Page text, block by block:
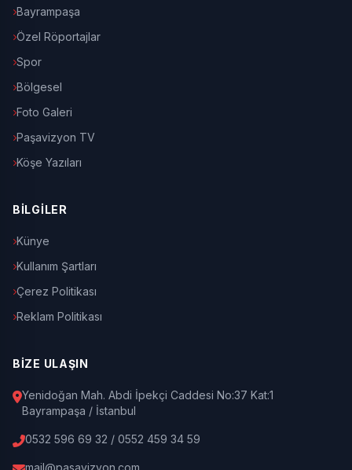
Bayrampaşa
Özel Röportajlar
Spor
Bölgesel
Foto Galeri
Paşavizyon TV
Köşe Yazıları
BİLGİLER
Künye
Kullanım Şartları
Çerez Politikası
Reklam Politikası
BİZE ULAŞIN
Yenidoğan Mah. Abdi İpekçi Caddesi No:37 Kat:1
Bayrampaşa / İstanbul
0532 596 69 32 / 0552 459 34 59
mail@pasavizyon.com